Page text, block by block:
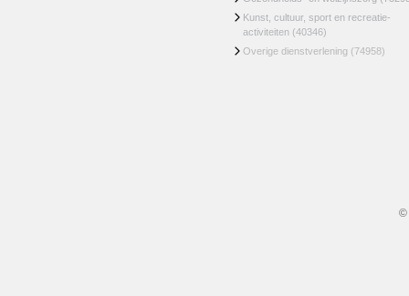
Kunst, cultuur, sport en recreatie-
activiteiten (40346)
Overige dienstverlening (74958)
©